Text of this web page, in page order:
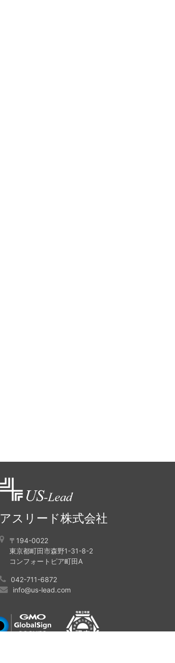
アスリード株式会社
〒194-0022
東京都町田市森野1-31-8-2
コンフォートピア町田A
042-711-6872
info@us-lead.com